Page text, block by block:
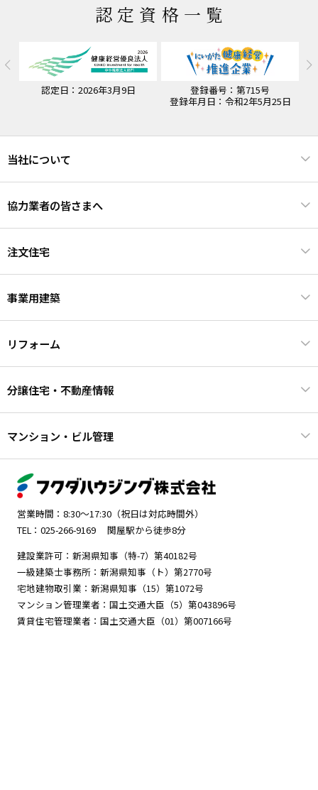
認定資格一覧
認定日：2026年3月9日
登録番号：第715号
登録年月日：令和2年5月25日
当社について
協力業者の皆さまへ
注文住宅
事業用建築
リフォーム
分譲住宅・不動産情報
マンション・ビル管理
営業時間：8:30～17:30（祝日は対応時間外）
TEL：025-266-9169
関屋駅から徒歩8分
建設業許可：新潟県知事（特-7）第40182号
一級建築士事務所：新潟県知事（ト）第2770号
宅地建物取引業：新潟県知事（15）第1072号
マンション管理業者：国土交通大臣（5）第043896号
賃貸住宅管理業者：国土交通大臣（01）第007166号